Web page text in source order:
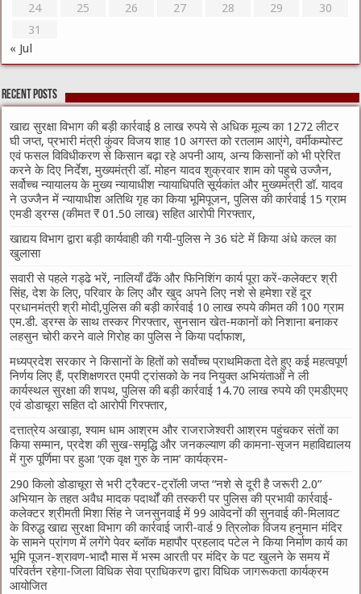
24 25 26 27 28 29
30
31
« Jul
Recent Posts
खाद्य सुरक्षा विभाग की बड़ी कार्रवाई 8 लाख रुपये से अधिक मूल्य का 1272 लीटर
घी जप्त, प्रभारी मंत्री कुंवर विजय शाह 10 अगस्त को रतलाम आएंगे, वर्मीकम्पोस्ट
एवं फसल विविधीकरण से किसान बढ़ा रहे अपनी आय, अन्य किसानों को भी प्रेरित
करने के दिए निर्देश, मुख्यमंत्री डॉ. मोहन यादव शुक्रवार शाम को पहुचे उज्जैन,
सर्वोच्च न्यायालय के मुख्‍य न्‍यायाधीश न्यायाधिपति सूर्यकांत और मुख्यमंत्री डॉ. यादव
ने उज्जैन में न्यायाधीश अतिथि गृह का किया भूमिपूजन, पुलिस की कार्रवाई 15 ग्राम
एमडी ड्रग्स (कीमत ₹ 01.50 लाख) सहित आरोपी गिरफ्तार,
खाद्यय विभाग द्वारा बड़ी कार्यवाही की गयी-पुलिस ने 36 घंटे में किया अंधे कत्ल का
खुलासा
सवारी से पहले गड्ढे भरें, नालियाँ ढँकें और फिनिशिंग कार्य पूरा करें-कलेक्टर श्री
सिंह, देश के लिए, परिवार के लिए और खुद अपने लिए नशे से हमेशा रहें दूर
प्रधानमंत्री श्री मोदी,पुलिस की बड़ी कार्रवाई 10 लाख रुपये कीमत की 100 ग्राम
एम.डी. ड्रग्स के साथ तस्कर गिरफ्तार, सुनसान खेत-मकानों को निशाना बनाकर
लहसुन चोरी करने वाले गिरोह का पुलिस ने किया पर्दाफाश,
मध्यप्रदेश सरकार ने किसानों के हितों को सर्वोच्च प्राथमिकता देते हुए कई महत्वपूर्ण
निर्णय लिए हैं, प्रशिक्षणरत एमपी ट्रांसको के नव नियुक्त अभियंताओं ने ली
कार्यस्थल सुरक्षा की शपथ, पुलिस की बड़ी कार्रवाई 14.70 लाख रुपये की एमडीएमए
एवं डोडाचूरा सहित दो आरोपी गिरफ्तार,
दत्तात्रेय अखाड़ा, श्याम धाम आश्रम और राजराजेश्वरी आश्रम पहुंचकर संतों का
किया सम्मान, प्रदेश की सुख-समृद्धि और जनकल्याण की कामना-सृजन महाविद्यालय
में गुरु पूर्णिमा पर हुआ ‘एक वृक्ष गुरु के नाम’ कार्यक्रम-
290 किलो डोडाचूरा से भरी ट्रैक्टर-ट्रॉली जप्त “नशे से दूरी है जरूरी 2.0”
अभियान के तहत अवैध मादक पदार्थों की तस्करी पर पुलिस की प्रभावी कार्रवाई-
कलेक्टर श्रीमती मिशा सिंह ने जनसुनवाई में 99 आवेदनों की सुनवाई की-मिलावट
के विरुद्ध खाद्य सुरक्षा विभाग की कार्रवाई जारी-वार्ड 9 त्रिलोक विजय हनुमान मंदिर
के सामने प्रांगण में लगेंगे पेवर ब्लॉक महापौर प्रहलाद पटेल ने किया निर्माण कार्य का
भूमि पूजन-श्रावण-भादौ मास में भस्म आरती पर मंदिर के पट खुलने के समय में
परिवर्तन रहेगा-जिला विधिक सेवा प्राधिकरण द्वारा विधिक जागरूकता कार्यक्रम
आयोजित